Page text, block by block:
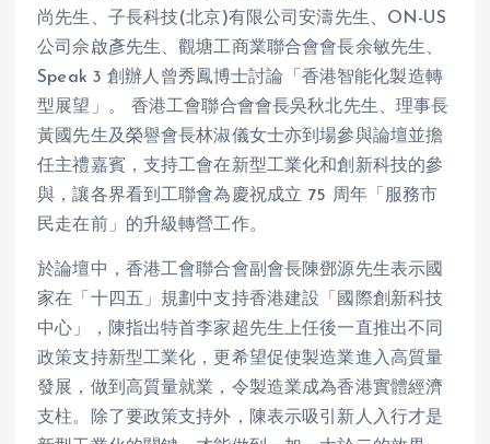
尚先生、子長科技(北京)有限公司安濤先生、ON-US
公司佘啟彥先生、觀塘工商業聯合會會長余敏先生、
Speak 3 創辦人曾秀鳳博士討論「香港智能化製造轉
型展望」。 香港工會聯合會會長吳秋北先生、理事長
黃國先生及榮譽會長林淑儀女士亦到場參與論壇並擔
任主禮嘉賓，支持工會在新型工業化和創新科技的參
與，讓各界看到工聯會為慶祝成立 75 周年「服務市
民走在前」的升級轉營工作。
於論壇中，香港工會聯合會副會長陳鄧源先生表示國
家在「十四五」規劃中支持香港建設「國際創新科技
中心」，陳指出特首李家超先生上任後一直推出不同
政策支持新型工業化，更希望促使製造業進入高質量
發展，做到高質量就業，令製造業成為香港實體經濟
支柱。除了要政策支持外，陳表示吸引新人入行才是